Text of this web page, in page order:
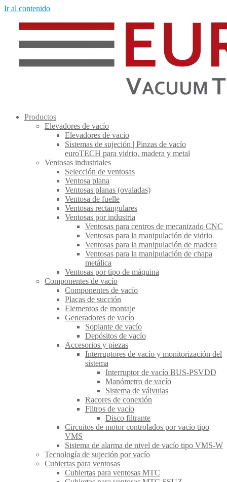
Ir al contenido
Productos
Elevadores de vacío
Elevadores de vacío
Sistemas de sujeción | Pinzas de vacío
euroTECH para vidrio, madera y metal
Ventosas industriales
Selección de ventosas
Ventosa plana
Ventosas planas (ovaladas)
Ventosa de fuelle
Ventosas rectangulares
Ventosas por industria
Ventosas para centros de mecanizado CNC
Ventosas para la manipulación de vidrio
Ventosas para la manipulación de madera
Ventosas para la manipulación de chapa
metálica
Ventosas por tipo de máquina
Componentes de vacío
Componentes de vacío
Placas de succión
Elementos de montaje
Generadores de vacío
Soplante de vacío
Depósitos de vacío
Accesorios y piezas
Interruptores de vacío y monitorización del
sistema
Interruptor de vacío BUS-PSVDD
Manómetro de vacío
Sistema de válvulas
Racores de conexión
Filtros de vacío
Disco filtrante
Circuitos de motor controlados por vacío tipo
VMS
Sistema de alarma de nivel de vacío tipo VMS-W
Tecnología de sujeción por vacío
Cubiertas para ventosas
Cubiertas para ventosas MTC